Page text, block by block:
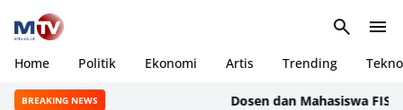
Home Politik Ekonomi Artis Trending Tekno
BREAKING NEWS Dosen dan Mahasiswa FISIP